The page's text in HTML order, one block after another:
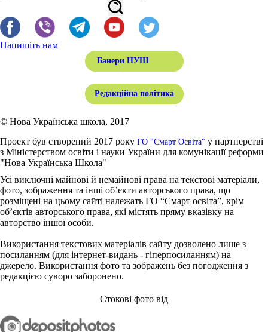
Напишіть нам
Банери НУШ
Редакційна політика
© Нова Українська школа, 2017
Проект був створений 2017 року ГО "Смарт Освіта" у партнерстві
з Міністерством освіти і науки України для комунікації реформи
"Нова Українська Школа"
Усі виключні майнові й немайнові права на текстові матеріали,
фото, зображення та інші об’єкти авторського права, що
розміщені на цьому сайті належать ГО “Смарт освіта”, крім
об’єктів авторського права, які містять пряму вказівку на
авторство іншої особи.
Використання текстових матеріалів сайту дозволено лише з
посиланням (для інтернет-видань - гіперпосиланням) на
джерело. Використання фото та зображень без погодження з
редакцією суворо заборонено.
Стокові фото від